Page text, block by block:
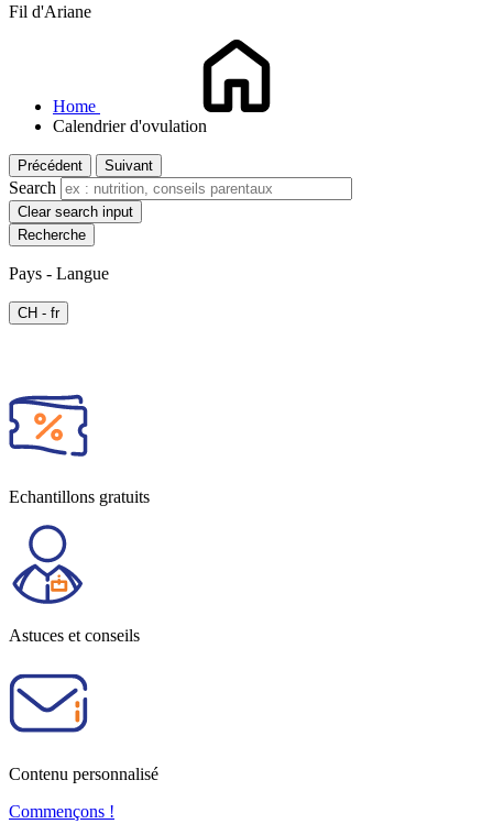
Fil d'Ariane
Home
Calendrier d'ovulation
Précédent Suivant
Search
Clear search input
Pays - Langue
CH - fr
Echantillons gratuits
Astuces et conseils
Contenu personnalisé
Commençons !